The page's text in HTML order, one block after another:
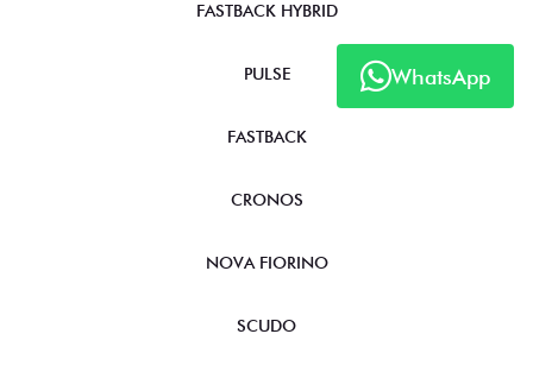
WhatsApp
FASTBACK HYBRID
PULSE
FASTBACK
CRONOS
NOVA FIORINO
SCUDO